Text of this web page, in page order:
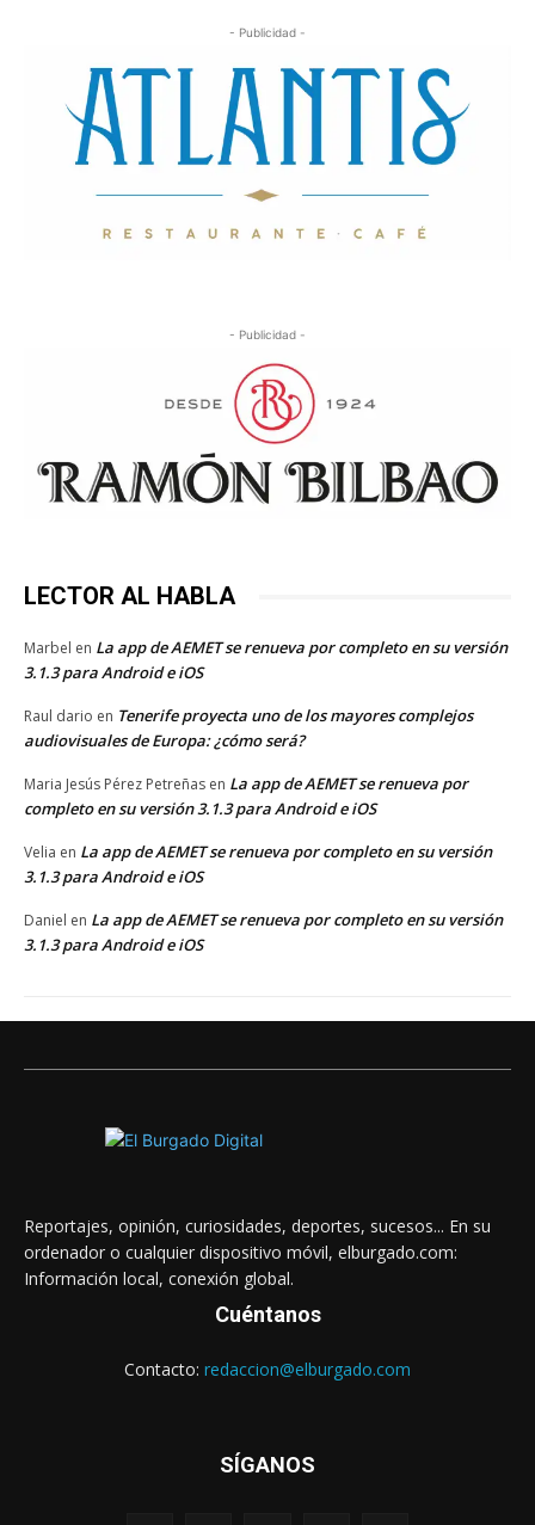
- Publicidad -
- Publicidad -
LECTOR AL HABLA
Marbel en La app de AEMET se renueva por completo en su versión
3.1.3 para Android e iOS
Raul dario en Tenerife proyecta uno de los mayores complejos
audiovisuales de Europa: ¿cómo será?
Maria Jesús Pérez Petreñas en La app de AEMET se renueva por
completo en su versión 3.1.3 para Android e iOS
Velia en La app de AEMET se renueva por completo en su versión
3.1.3 para Android e iOS
Daniel en La app de AEMET se renueva por completo en su versión
3.1.3 para Android e iOS
Reportajes, opinión, curiosidades, deportes, sucesos... En su
ordenador o cualquier dispositivo móvil, elburgado.com:
Información local, conexión global.
Cuéntanos
Contacto: redaccion@elburgado.com
SÍGANOS